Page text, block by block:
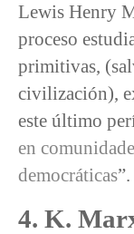
Lewis Henry
proceso
primitivas,
civilización),
este último
en
democráticas”.
4. K.